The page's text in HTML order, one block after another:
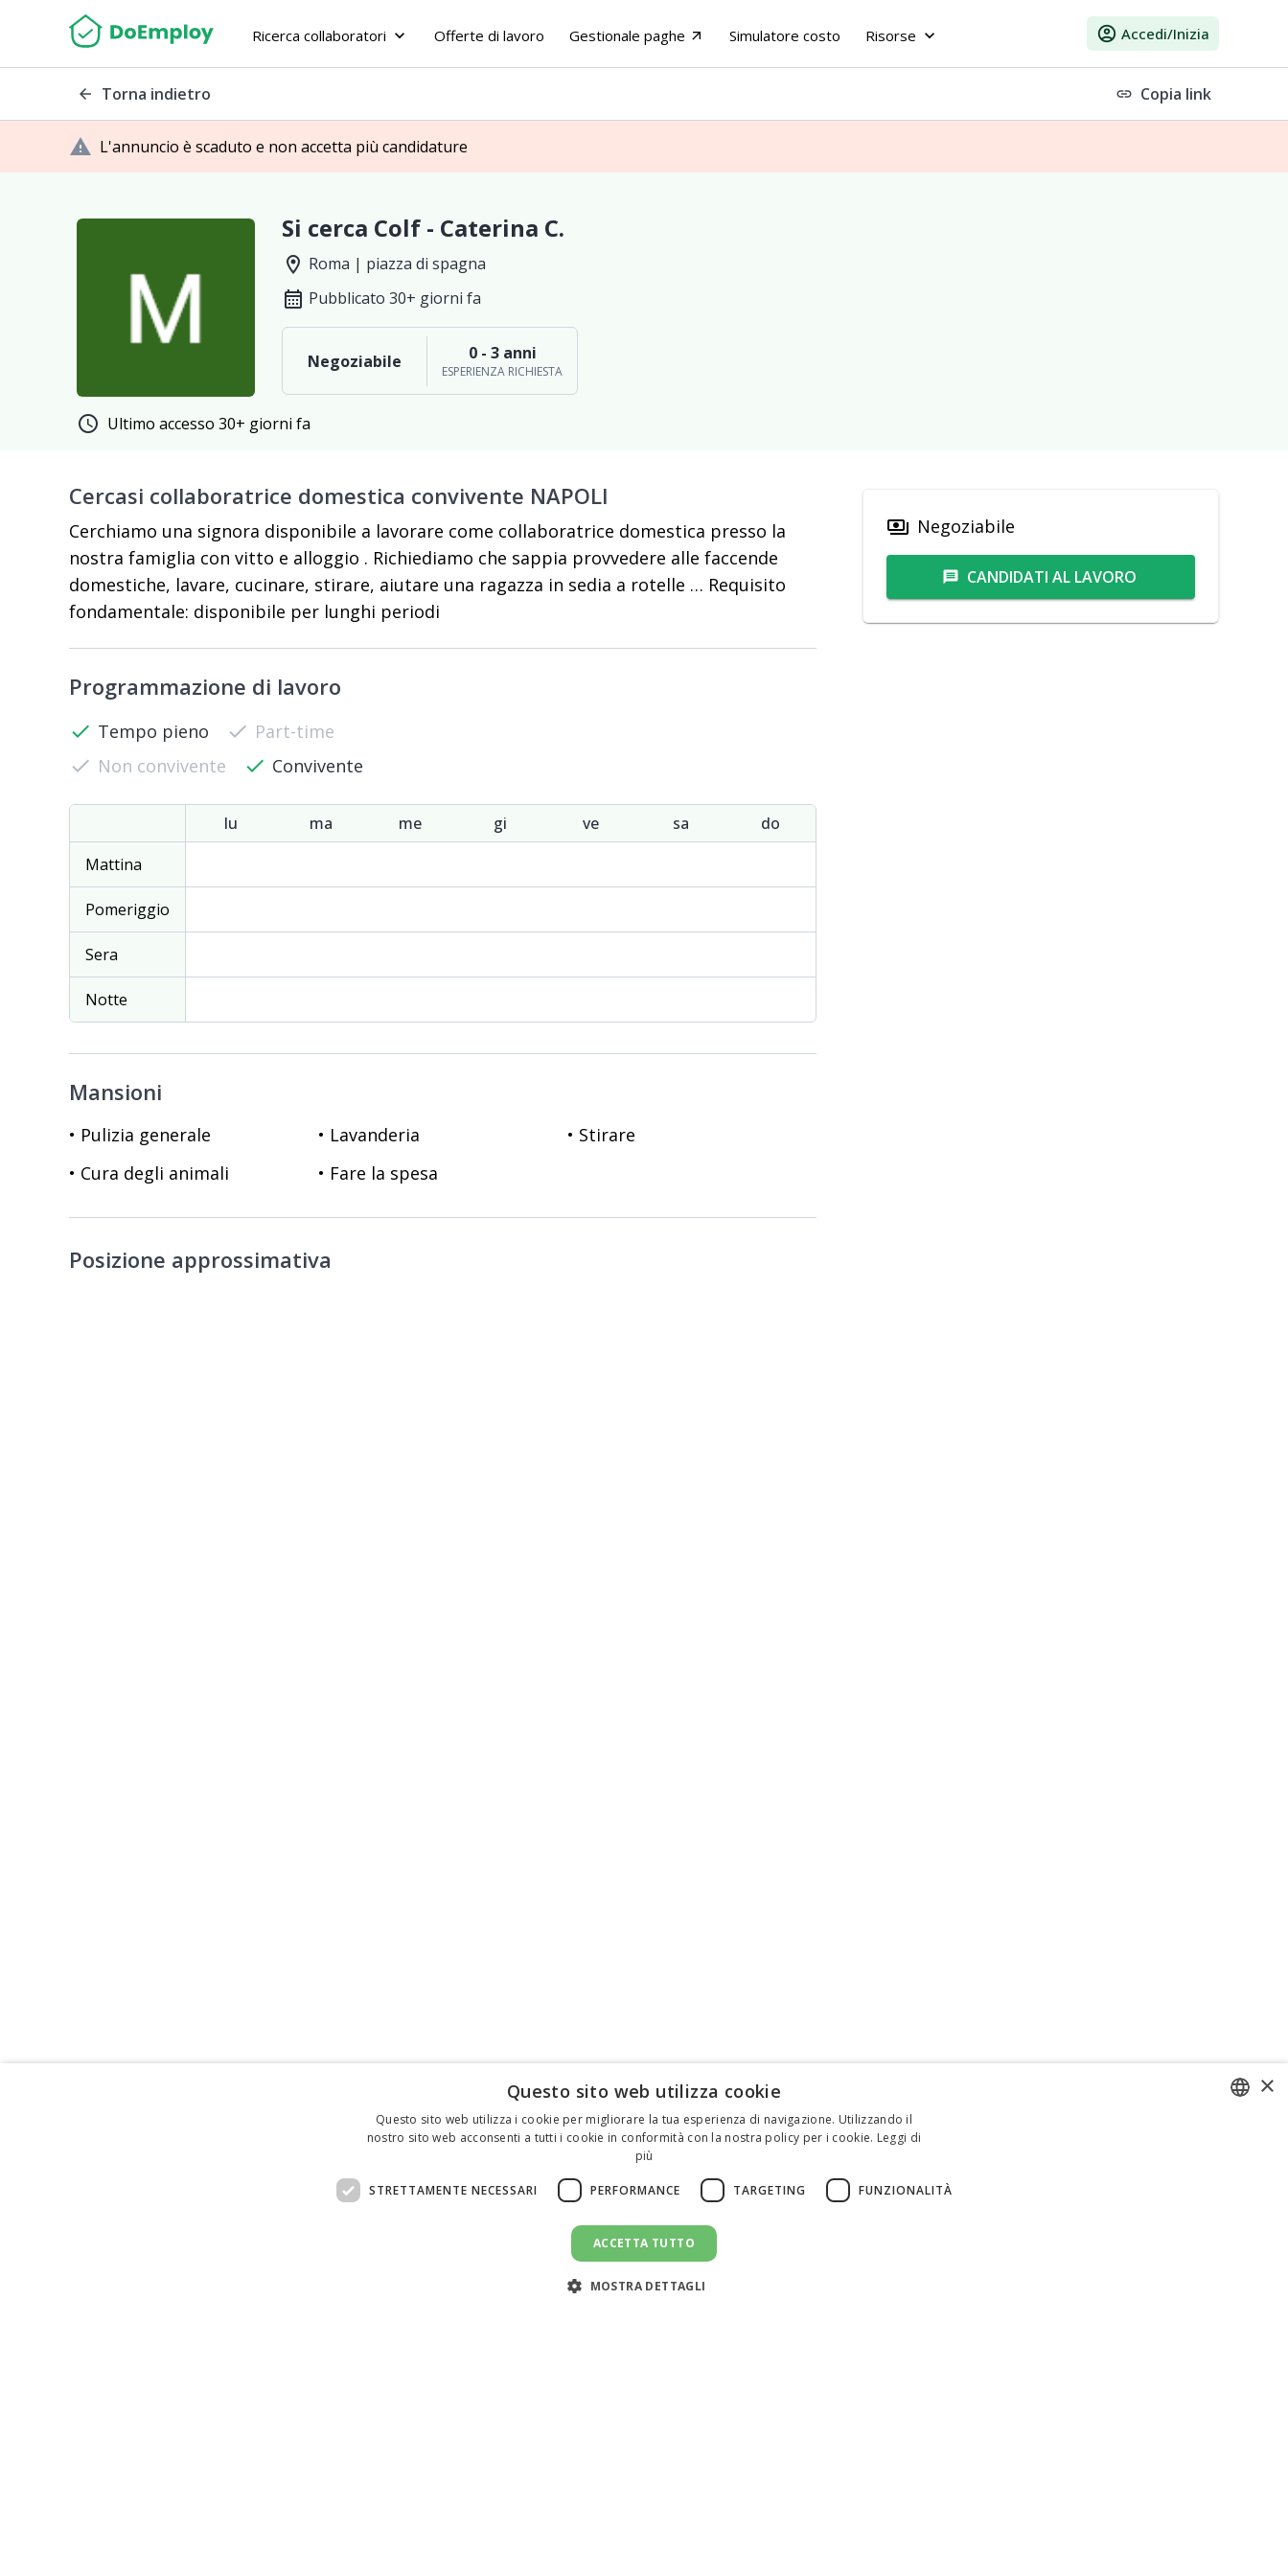
Ricerca collaboratori keyboard_arrow_down Offerte di lavoro Gestionale paghe arrow_outward Simulatore costo Risorse keyboard_arrow_down account_circle Accedi/Inizia
arrow_back Torna indietro link Copia link
warning L'annuncio è scaduto e non accetta più candidature
Si cerca Colf - Caterina C.
location_on Roma | piazza di spagna
calendar_month Pubblicato 30+ giorni fa
Negoziabile 0 - 3 anni
ESPERIENZA RICHIESTA
schedule Ultimo accesso 30+ giorni fa
Cercasi collaboratrice domestica convivente NAPOLI
Cerchiamo una signora disponibile a lavorare come collaboratrice domestica presso la
nostra famiglia con vitto e alloggio . Richiediamo che sappia provvedere alle faccende
domestiche, lavare, cucinare, stirare, aiutare una ragazza in sedia a rotelle … Requisito
fondamentale: disponibile per lunghi periodi
Programmazione di lavoro
check Tempo pieno check Part-time
check Non convivente check Convivente
lu ma me gi ve sa
do
Mattina
Pomeriggio
Sera
Notte
Mansioni
• Pulizia generale • Lavanderia
• Stirare
• Cura degli animali
• Fare la spesa
Posizione approssimativa
payments Negoziabile
message CANDIDATI AL LAVORO
×
Questo sito web utilizza cookie
Questo sito web utilizza i cookie per migliorare la tua esperienza di navigazione. Utilizzando il
nostro sito web acconsenti a tutti i cookie in conformità con la nostra policy per i cookie. Leggi di
più
STRETTAMENTE NECESSARI PERFORMANCE TARGETING FUNZIONALITÀ
ACCETTA TUTTO
MOSTRA DETTAGLI